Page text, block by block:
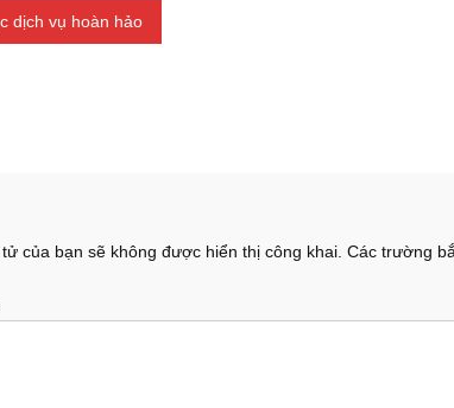
bài viết
dịch vụ hoàn hảo
của bạn sẽ không được hiển thị công khai. Các trường